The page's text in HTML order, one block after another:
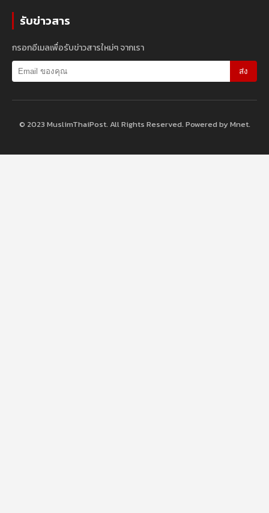
รับข่าวสาร
กรอกอีเมลเพื่อรับข่าวสารใหม่ๆ จากเรา
ส่ง
© 2023 MuslimThaiPost. All Rights Reserved. Powered by Mnet.